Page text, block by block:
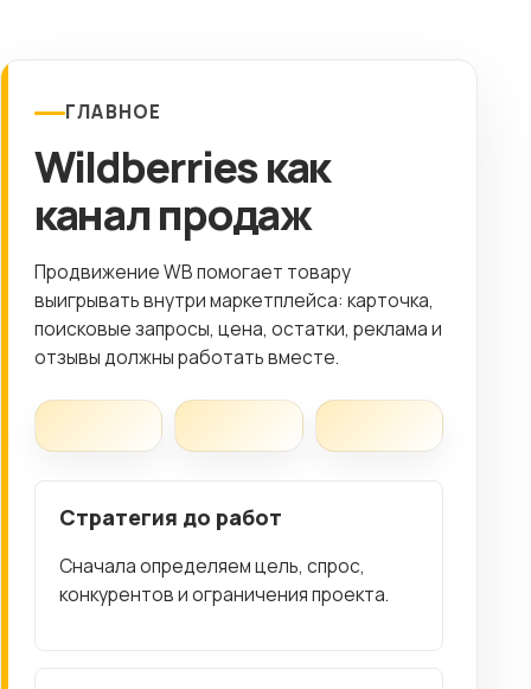
ГОРОД
Выберите
город
8 (499) 11-33-654
ГЛАВНОЕ
Wildberries как
канал продаж
Продвижение WB помогает товару
выигрывать внутри маркетплейса: карточка,
поисковые запросы, цена, остатки, реклама и
отзывы должны работать вместе.
Стратегия до работ
Сначала определяем цель, спрос,
конкурентов и ограничения проекта.